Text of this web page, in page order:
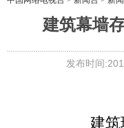
建筑幕墙
发布时间
建